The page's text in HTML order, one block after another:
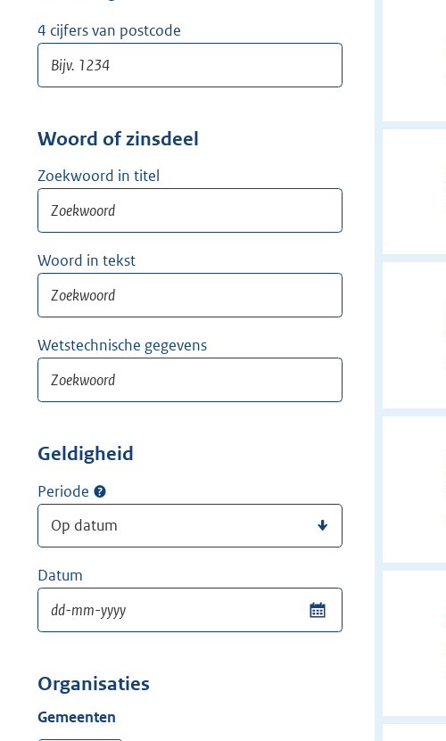
i
4 cijfers van postcode
Woord of zinsdeel
Zoekwoord in titel
Woord in tekst
Wetstechnische gegevens
Geldigheid
Periode
Datum
Organisaties
Gemeenten